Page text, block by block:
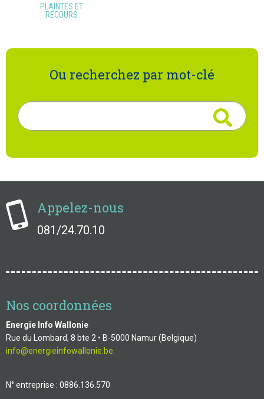
PLAINTES ET
RECOURS
Ou recherchez par mot-clé
Rechercher
Appelez-nous
081/24.70.10
Nos coordonnées
Energie Info Wallonie
Rue du Lombard, 8 bte 2 • B-5000 Namur (Belgique)
info@energieinfowallonie.be
N° entreprise : 0886.136.570